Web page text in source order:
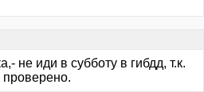
не иди в субботу в гибдд, т.к.
проверено.